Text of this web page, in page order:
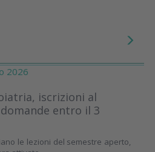
2026
iscrizioni al
entro il 3
le lezioni del semestre aperto,